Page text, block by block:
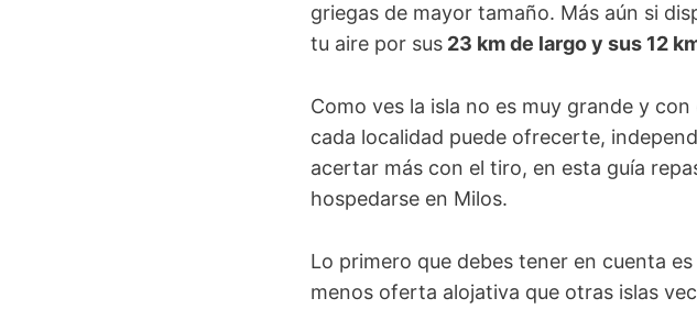
griegas de mayor tamaño. Más aún si
tu aire por sus 23 km de largo y sus 12
Como ves la isla no es muy grande y
cada localidad puede ofrecerte,
acertar más con el tiro, en esta guía
hospedarse en Milos.
Lo primero que debes tener en cuenta es
menos oferta alojativa que otras islas